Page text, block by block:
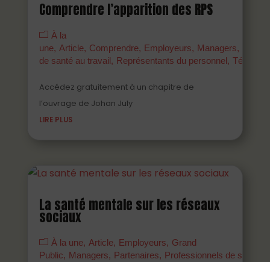
Comprendre l’apparition des RPS
À la
une
Article Comprendre Employeurs Managers
de santé au travail
Représentants du personnel
Accédez gratuitement à un chapitre de
l’ouvrage de Johan July
LIRE PLUS
La santé mentale sur les réseaux
sociaux
À la une Article Employeurs
Grand
Public
Managers Partenaires
Professionnels de santé